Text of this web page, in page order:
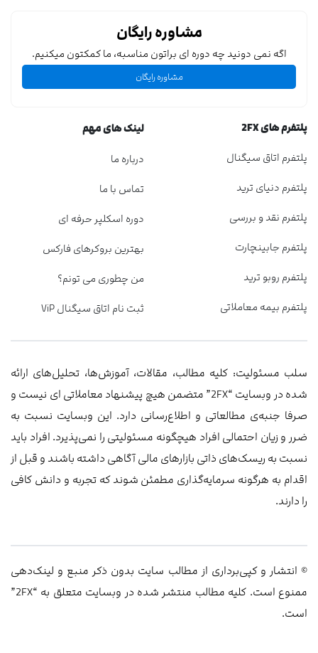
مشاوره رایگان
اگه نمی دونید چه دوره ای براتون مناسبه، ما کمکتون میکنیم.
مشاوره رایگان
پلتفرم های 2FX
پلتفرم اتاق سیگنال
پلتفرم دنیای ترید
پلتفرم نقد و بررسی
پلتفرم جابینچارت
پلتفرم روبو ترید
پلتفرم بیمه معاملاتی
لینک های مهم
درباره ما
تماس با ما
دوره اسکلپر حرفه ای
بهترین بروکرهای فارکس
من چطوری می تونم؟
ثبت نام اتاق سیگنال ViP
سلب مسئولیت: کلیه مطالب، مقالات، آموزش‌ها، تحلیل‌های ارائه
شده در وبسایت “2FX” متضمن هیچ پیشنهاد معاملاتی ‌ای نیست و
صرفا جنبه‌ی مطالعاتی و اطلاع‌رسانی دارد. این وبسایت نسبت به
ضرر و زیان احتمالی افراد هیچگونه مسئولیتی را نمی‌پذیرد. افراد باید
نسبت به ریسک‌های ذاتی بازارهای مالی آگاهی داشته باشند و قبل از
اقدام به هرگونه سرمایه‌گذاری مطمئن شوند که تجربه و دانش کافی
را دارند.
© انتشار و کپی‌برداری از مطالب سایت بدون ذکر منبع و لینک‌دهی
ممنوع است. کلیه مطالب منتشر شده در وبسایت متعلق به “2FX”
است.